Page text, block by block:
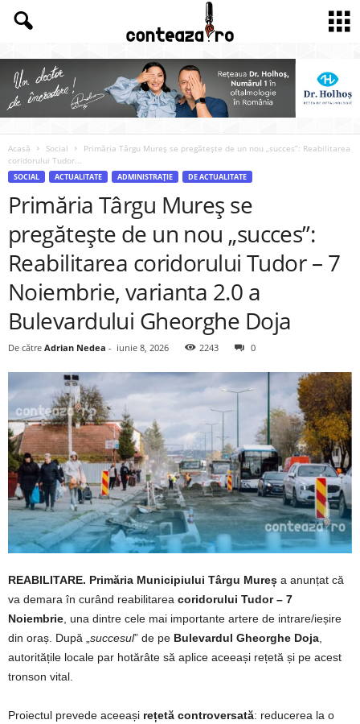
Acasă Social
Primăria Târgu Mureș se pregătește de un nou „succes”: Reabilitarea
coridorului Tudor...
SOCIAL ACTUALITATE ADMINISTRAȚIE DE ACTUALITATE
Primăria Târgu Mureș se
pregătește de un nou „succes”:
Reabilitarea coridorului Tudor – 7
Noiembrie, varianta 2.0 a
Bulevardului Gheorghe Doja
De către Adrian Nedea - iunie 8, 2026 2243 0
REABILITARE. Primăria Municipiului Târgu Mureș a anunțat că
va demara în curând reabilitarea coridorului Tudor – 7
Noiembrie , una dintre cele mai importante artere de intrare/ieșire
din oraș. După „ succesul” de pe Bulevardul Gheorghe Doja
autoritățile locale par hotărâte să aplice aceeași rețetă și pe acest
tronson vital.
Proiectul prevede aceeași rețetă controversată: reducerea la o